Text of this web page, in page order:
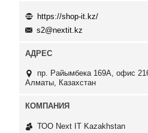
https://shop-it.kz/
s2@nextit.kz
пр. Райымбека 169А, офис
Алматы, Казахстан
ТОО Next IT Kazakhstan